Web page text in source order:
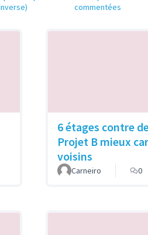
commentées
6 étages contre
Projet B mieux
voisins
Carneiro 0